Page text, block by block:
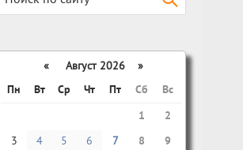
«
Август 2026 »
Пн
Вт Ср Чт Пт Сб
Вс
1
2
3
4 5 6 7 8
9